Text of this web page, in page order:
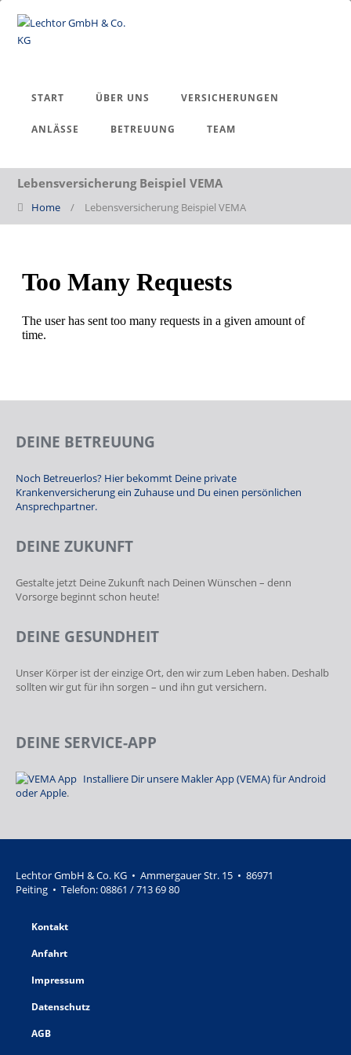
START ÜBER UNS VERSICHERUNGEN
ANLÄSSE BETREUUNG TEAM
Lebensversicherung Beispiel VEMA
Home / Lebensversicherung Beispiel VEMA
DEINE BETREUUNG
Noch Betreuerlos? Hier bekommt Deine private
Krankenversicherung ein Zuhause und Du einen persönlichen
Ansprechpartner.
DEINE ZUKUNFT
Gestalte jetzt Deine Zukunft nach Deinen Wünschen – denn
Vorsorge beginnt schon heute!
DEINE GESUNDHEIT
Unser Körper ist der einzige Ort, den wir zum Leben haben. Deshalb
sollten wir gut für ihn sorgen – und ihn gut versichern.
DEINE SERVICE-APP
Installiere Dir unsere Makler App (VEMA) für Android
oder Apple.
Lechtor GmbH & Co. KG • Ammergauer Str. 15 • 86971
Peiting • Telefon:08861 / 713 69 80
Kontakt
Anfahrt
Impressum
Datenschutz
AGB